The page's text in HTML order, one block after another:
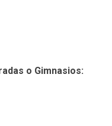
o Gimnasios: